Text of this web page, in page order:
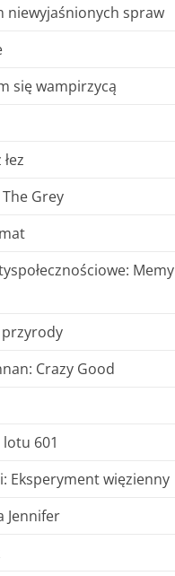
niewyjaśnionych spraw
się wampirzycą
Grey
Memy
Crazy Good
601
Eksperyment więzienny
Jennifer